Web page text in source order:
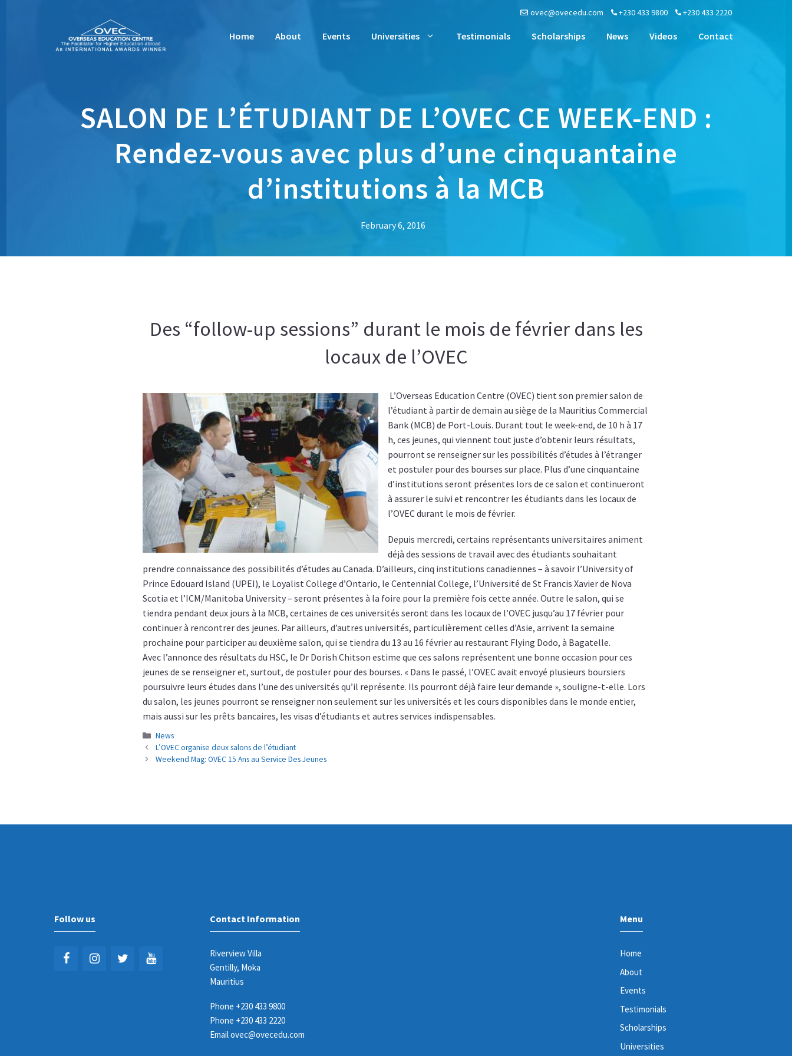
ovec@ovecedu.com +230 433 9800 +230 433 2220
Home About Events Universities Testimonials Scholarships News Videos Contact
SALON DE L’ÉTUDIANT DE L’OVEC CE WEEK-END :
Rendez-vous avec plus d’une cinquantaine
d’institutions à la MCB
February 6, 2016
Des “follow-up sessions” durant le mois de février dans les
locaux de l’OVEC
L’Overseas Education Centre (OVEC) tient son premier salon de
l’étudiant à partir de demain au siège de la Mauritius Commercial
Bank (MCB) de Port-Louis. Durant tout le week-end, de 10 h à 17
h, ces jeunes, qui viennent tout juste d’obtenir leurs résultats,
pourront se renseigner sur les possibilités d’études à l’étranger
et postuler pour des bourses sur place. Plus d’une cinquantaine
d’institutions seront présentes lors de ce salon et continueront
à assurer le suivi et rencontrer les étudiants dans les locaux de
l’OVEC durant le mois de février.
Depuis mercredi, certains représentants universitaires animent
déjà des sessions de travail avec des étudiants souhaitant
prendre connaissance des possibilités d’études au Canada. D’ailleurs, cinq institutions canadiennes – à savoir l’University of
Prince Edouard Island (UPEI), le Loyalist College d’Ontario, le Centennial College, l’Université de St Francis Xavier de Nova
Scotia et l’ICM/Manitoba University – seront présentes à la foire pour la première fois cette année. Outre le salon, qui se
tiendra pendant deux jours à la MCB, certaines de ces universités seront dans les locaux de l’OVEC jusqu’au 17 février pour
continuer à rencontrer des jeunes. Par ailleurs, d’autres universités, particulièrement celles d’Asie, arrivent la semaine
prochaine pour participer au deuxième salon, qui se tiendra du 13 au 16 février au restaurant Flying Dodo, à Bagatelle.
Avec l’annonce des résultats du HSC, le Dr Dorish Chitson estime que ces salons représentent une bonne occasion pour ces
jeunes de se renseigner et, surtout, de postuler pour des bourses. « Dans le passé, l’OVEC avait envoyé plusieurs boursiers
poursuivre leurs études dans l’une des universités qu’il représente. Ils pourront déjà faire leur demande », souligne-t-elle. Lors
du salon, les jeunes pourront se renseigner non seulement sur les universités et les cours disponibles dans le monde entier,
mais aussi sur les prêts bancaires, les visas d’étudiants et autres services indispensables.
Categories
News
L’OVEC organise deux salons de l’étudiant
Weekend Mag: OVEC 15 Ans au Service Des Jeunes
Follow us Contact Information
Riverview Villa
Gentilly, Moka
Mauritius
Phone +230 433 9800
Phone +230 433 2220
Emailovec@ovecedu.com
Menu
Home
About
Events
Testimonials
Scholarships
Universities